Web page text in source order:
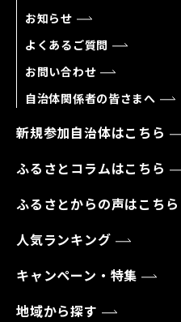
お知らせ
よくあるご質問
お問い合わせ
自治体関係者の皆さまへ
新規参加自治体はこちら
ふるさとコラムはこちら
ふるさとからの声はこちら
人気ランキング
キャンペーン・特集
地域から探す